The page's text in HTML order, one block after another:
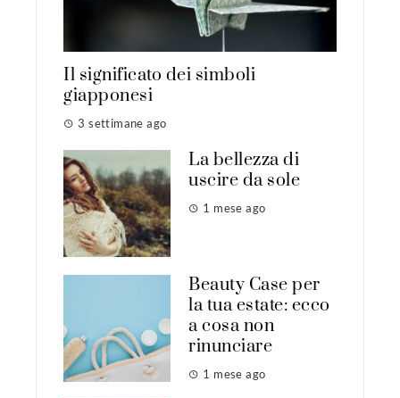
Il significato dei simboli
giapponesi
3 settimane ago
La bellezza di
uscire da sole
1 mese ago
Beauty Case per
la tua estate: ecco
a cosa non
rinunciare
1 mese ago